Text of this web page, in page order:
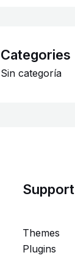
Categories
Sin categoría
Support
Themes
Plugins